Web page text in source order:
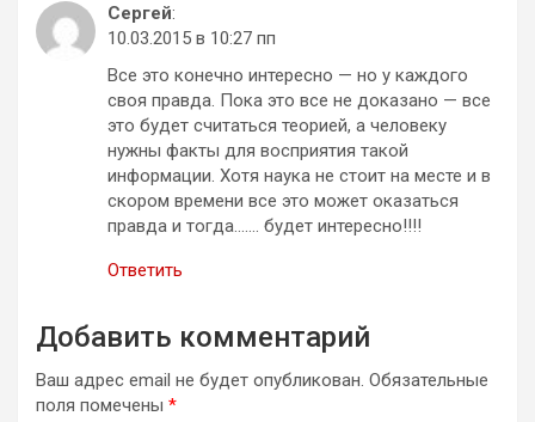
Сергей:
10.03.2015 в 10:27 пп
Все это конечно интересно — но у каждого
своя правда. Пока это все не доказано — все
это будет считаться теорией, а человеку
нужны факты для восприятия такой
информации. Хотя наука не стоит на месте и в
скором времени все это может оказаться
правда и тогда……. будет интересно!!!!
Ответить
Добавить комментарий
Ваш адрес email не будет опубликован. Обязательные
поля помечены *